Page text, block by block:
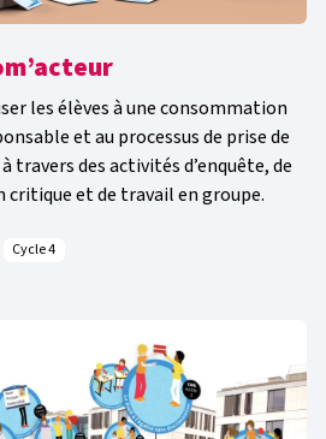
les élèves à une consommation
et au processus de prise de
travers des activités d’enquête, de
critique et de travail en groupe.
Cycle 4